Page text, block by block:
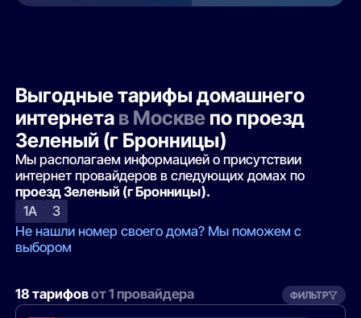
Выгодные тарифы домашнего
интернета в Москве по проезд
Зеленый (г Бронницы)
Мы располагаем информацией о присутствии
интернет провайдеров в следующих домах по
проезд Зеленый (г Бронницы).
1А
3
Не нашли номер своего дома? Мы поможем с
выбором
18 тарифовот 1 провайдера ФИЛЬТР